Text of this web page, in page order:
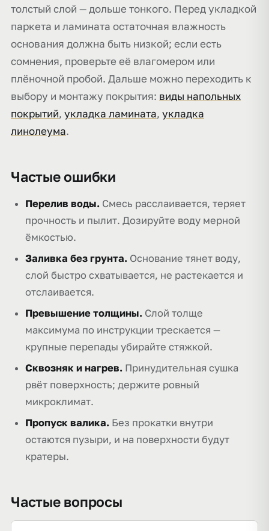
толстый слой — дольше тонкого. Перед укладкой
паркета и ламината остаточная влажность
основания должна быть низкой; если есть
сомнения, проверьте её влагомером или
плёночной пробой. Дальше можно переходить к
выбору и монтажу покрытия: виды напольных
покрытий, укладка ламината, укладка
линолеума.
Частые ошибки
Перелив воды. Смесь расслаивается, теряет
прочность и пылит. Дозируйте воду мерной
ёмкостью.
Заливка без грунта. Основание тянет воду,
слой быстро схватывается, не растекается и
отслаивается.
Превышение толщины. Слой толще
максимума по инструкции трескается —
крупные перепады убирайте стяжкой.
Сквозняк и нагрев. Принудительная сушка
рвёт поверхность; держите ровный
микроклимат.
Пропуск валика. Без прокатки внутри
остаются пузыри, и на поверхности будут
кратеры.
Частые вопросы